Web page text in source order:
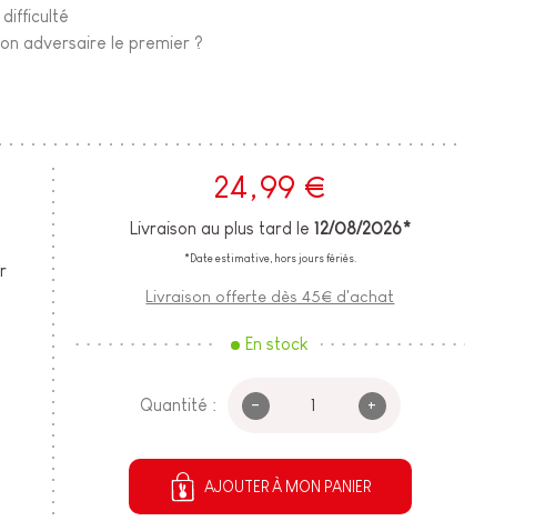
difficulté
adversaire le premier ?
24,99 €
Livraison au plus tard le 12/08/2026*
*Date estimative, hors jours fériés.
Livraison offerte dès 45€ d'achat
En stock
Quantité : - +
AJOUTER À MON PANIER